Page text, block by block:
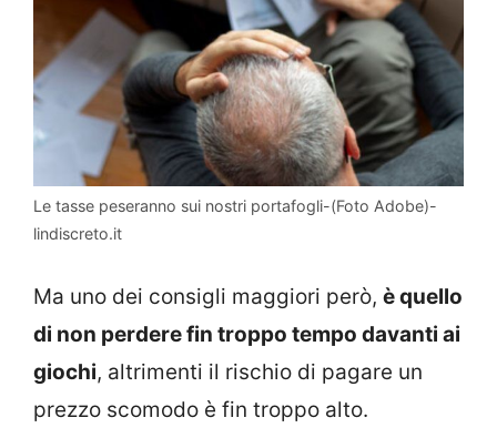
Le tasse peseranno sui nostri portafogli-(Foto Adobe)-
lindiscreto.it
Ma uno dei consigli maggiori però, è quello
di non perdere fin troppo tempo davanti ai
giochi, altrimenti il rischio di pagare un
prezzo scomodo è fin troppo alto.